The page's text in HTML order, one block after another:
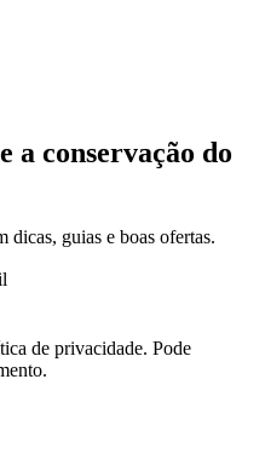
WINEREX aqui.
módulos na nossa ferramenta
numa nova janela e requer que
a conservação do
dicas, guias e boas ofertas.
de privacidade. Pode